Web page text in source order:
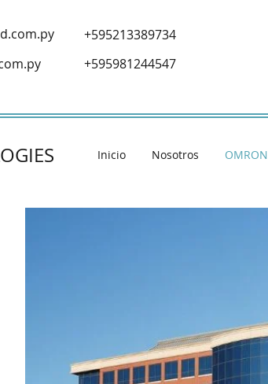
+595213389734
+595981244547
Inicio Nosotros OMRON